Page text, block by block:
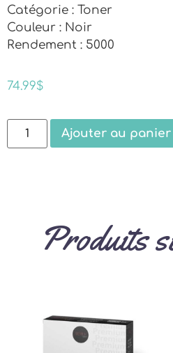
Catégorie : Toner
Couleur : Noir
Rendement : 5000
74.99$
Ajouter au panier
Produits